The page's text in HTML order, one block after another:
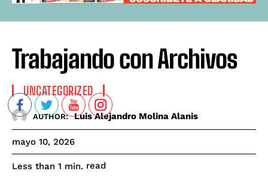
Trabajando con Archivos
UNCATEGORIZED
AUTHOR: Luis Alejandro Molina Alanis
mayo 10, 2026
Less than 1 min. read